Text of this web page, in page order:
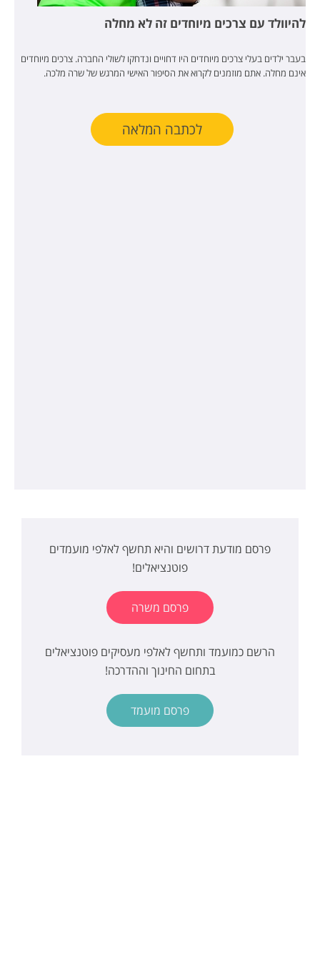
להיוולד עם צרכים מיוחדים זה לא מחלה
בעבר ילדים בעלי צרכים מיוחדים היו דחויים ונדחקו לשולי החברה. צרכים מיוחדים
אינם מחלה. אתם מוזמנים לקרוא את הסיפור האישי המרגש של שרה מלכה.
לכתבה המלאה
פרסם מודעת דרושים והיא תחשף לאלפי מועמדים
פוטנציאלים!
פרסם משרה
הרשם כמועמד ותחשף לאלפי מעסיקים פוטנציאלים
בתחום החינוך וההדרכה!
פרסם מועמד